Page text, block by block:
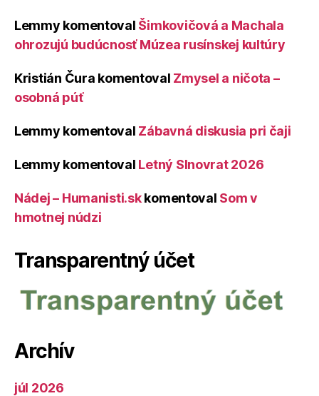
Lemmy komentoval Šimkovičová a Machala
ohrozujú budúcnosť Múzea rusínskej kultúry
Kristián Čura komentoval Zmysel a ničota –
osobná púť
Lemmy komentoval Zábavná diskusia pri čaji
Lemmy komentoval Letný Slnovrat 2026
Nádej – Humanisti.skkomentoval Som v
hmotnej núdzi
Transparentný účet
Archív
júl 2026